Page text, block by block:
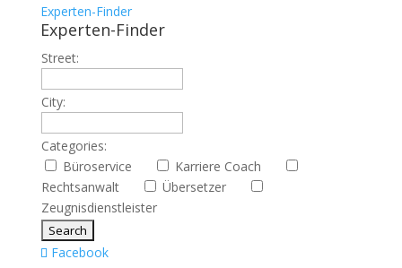
Experten-Finder
Experten-Finder
Street:
City:
Categories:
Büroservice
Karriere Coach
Rechtsanwalt
Übersetzer
Zeugnisdienstleister
Facebook